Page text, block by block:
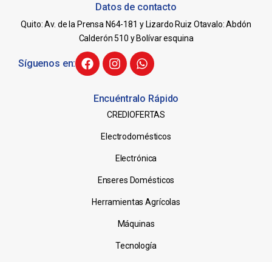
Datos de contacto
Quito: Av. de la Prensa N64-181 y Lizardo Ruiz Otavalo: Abdón
Calderón 510 y Bolívar esquina
Síguenos en:
Encuéntralo Rápido
CREDIOFERTAS
Electrodomésticos
Electrónica
Enseres Domésticos
Herramientas Agrícolas
Máquinas
Tecnología